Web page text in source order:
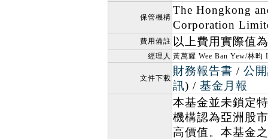
保管機構
The Hongkong
Corporation
費用備註 以上費用實際值
經理人 黃萬耀 Wee Ban Yew/林昀
文件下載
財務報告書 / 公
訊) / 基金月報
本基金並未鎖定
機構認為亞洲股
高價值。本基金